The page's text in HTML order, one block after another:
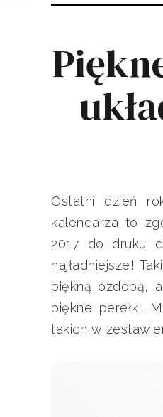
Ostatni dzień
kalendarza to
2017 do druku
najładniejsze!
piękną ozdobą,
piękne perełki.
takich w